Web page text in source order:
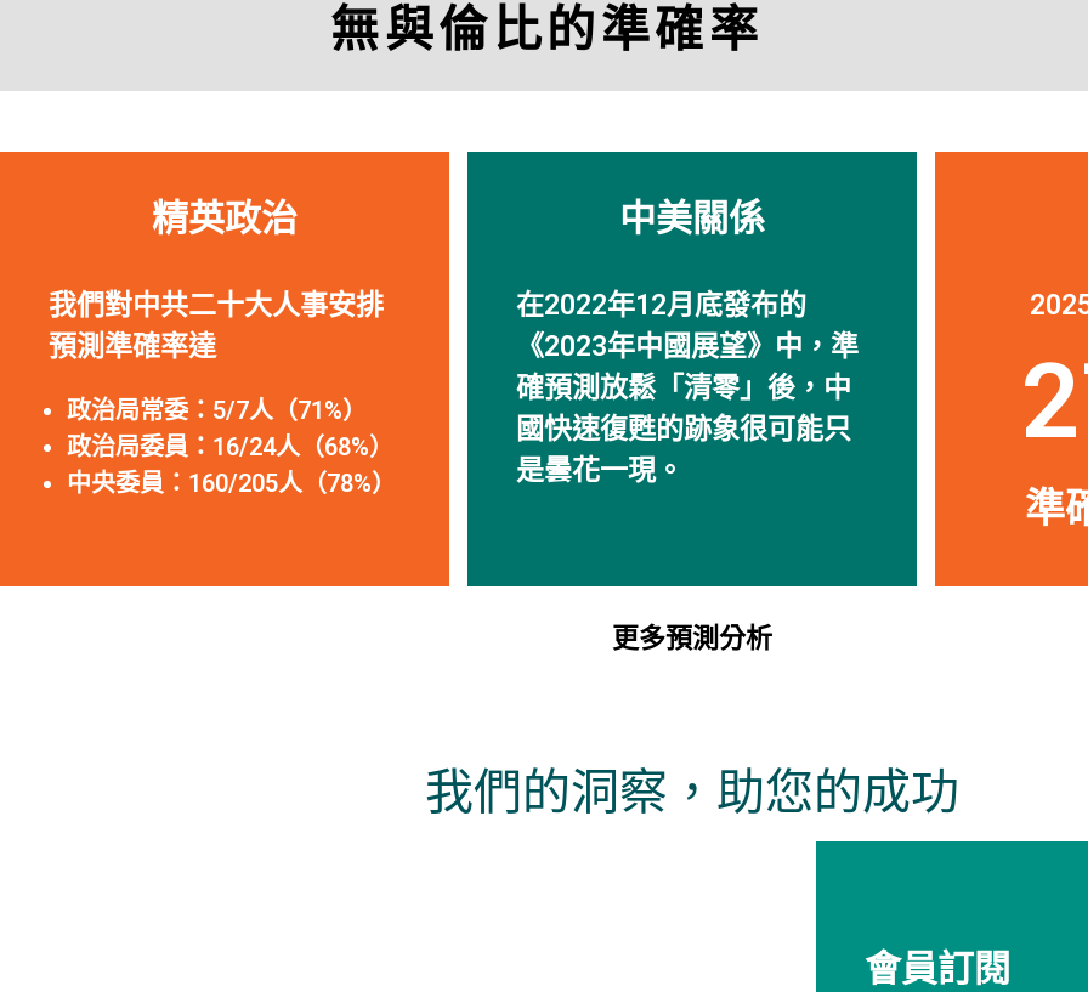
Managing Director,
無與倫比的準確率
精英政治
我們對中共二十大人事安排
預測準確率達
政治局常委：5/7人（71%）
政治局委員：16/24人（68%）
中央委員：160/205人（78%）
中美關係
在2022年12月底發布的
《2023年中國展望》中，準
確預測放鬆「清零」後，中
國快速復甦的跡象很可能只
是曇花一現。
準
更多預測分析
我們的洞察，助您的成功
會員訂閱